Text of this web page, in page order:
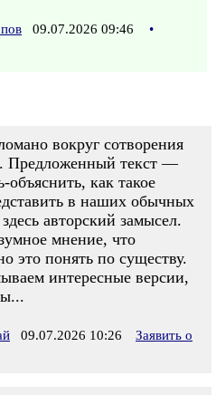
09.07.2026 09:46
•
вокруг сотворения
Предложенный текст —
объяснить, как такое
в наших обычных
авторский замысел.
мнение, что
это понять по существу.
интересные версии,
09.07.2026 10:26
Заявить о